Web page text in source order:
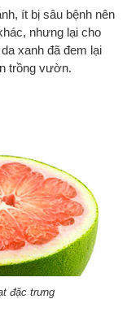
ít bị sâu bệnh nên
nhưng lại cho
xanh đã đem lại
trồng vườn.
đặc trưng